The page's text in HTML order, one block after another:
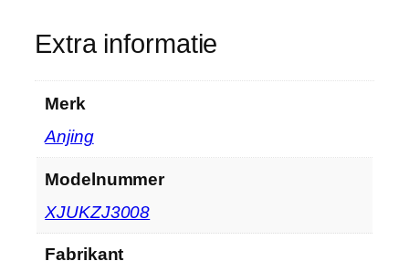
e
s
h
W
m
Extra informatie
Merk
‎Anjing
Modelnummer
‎XJUKZJ3008
Fabrikant